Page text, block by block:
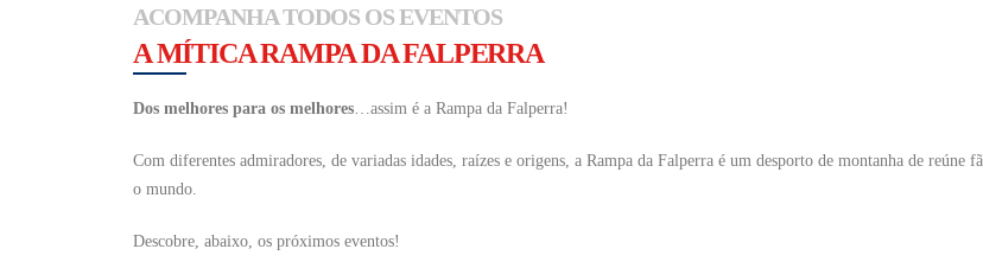
ACOMPANHA TODOS OS EVENTOS
A MÍTICA RAMPA DA FALPERRA
Dos melhores para os melhores…assim é a Rampa da Falperra!
Com diferentes admiradores, de variadas idades, raízes e origens, a Rampa da Falperra é um desporto de montanha de reúne
o mundo.
Descobre, abaixo, os próximos eventos!